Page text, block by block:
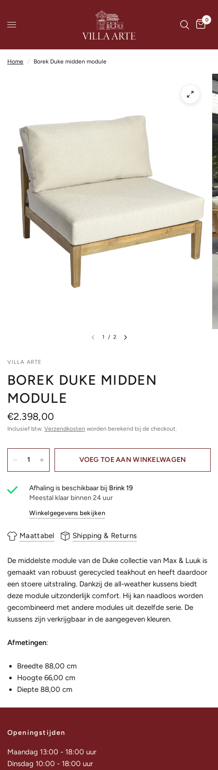
0
Home / Borek Duke midden module
1 / 2
VILLA ARTE
BOREK DUKE MIDDEN
MODULE
€2.398,00
Inclusief btw. Verzendkosten worden berekend bij de checkout.
VOEG TOE AAN WINKELWAGEN
Afhaling is beschikbaar bij Brink 19
Meestal klaar binnen 24 uur
Winkelgegevens bekijken
Maattabel Shipping & Returns
De middelste module van de Duke collectie van Max & Luuk is
gemaakt van robuust gerecycled teakhout en heeft daardoor
een stoere uitstraling. Dankzij de all-weather kussens biedt
deze module uitzonderlijk comfort. Hij kan naadloos worden
gecombineerd met andere modules uit dezelfde serie. De
kussens zijn verkrijgbaar in de aangegeven kleuren.
Afmetingen:
Breedte 88,00 cm
Hoogte 66,00 cm
Diepte 88,00 cm
Openingstijden
Maandag 13:00 - 18:00 uur
Dinsdag 10:00 - 18:00 uur